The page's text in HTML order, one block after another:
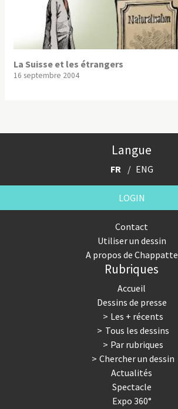
La Suisse et les étrangers
16 septembre 2004
Langue
FR ENG
LOGIN
Contact
Utiliser un dessin
A propos de Chappatte
Rubriques
Accueil
Dessins de presse
Les + récents
Tous les dessins
Par rubriques
Chercher un dessin
Actualités
Spectacle
Expo 360°